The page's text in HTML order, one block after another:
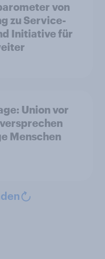
von
zu Service-
Initiative für
Union vor
Menschen